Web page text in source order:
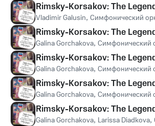
Rimsky-Korsakov: The
Vladimir Galusin, Симфонический
Rimsky-Korsakov: The
Galina Gorchakova, Симфонический
Rimsky-Korsakov: The
Galina Gorchakova, Симфонический
Rimsky-Korsakov: The
Galina Gorchakova, Симфонический
Rimsky-Korsakov: The
Galina Gorchakova, Larissa Diadkova,